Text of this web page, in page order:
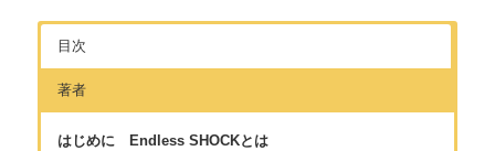
目次
著者
はじめに Endless SHOCKとは